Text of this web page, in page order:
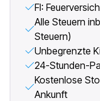
FI:
Alle Steuern
Steuern)
Unbegrenzte
24-Stunden-
Kostenlose
Ankunft